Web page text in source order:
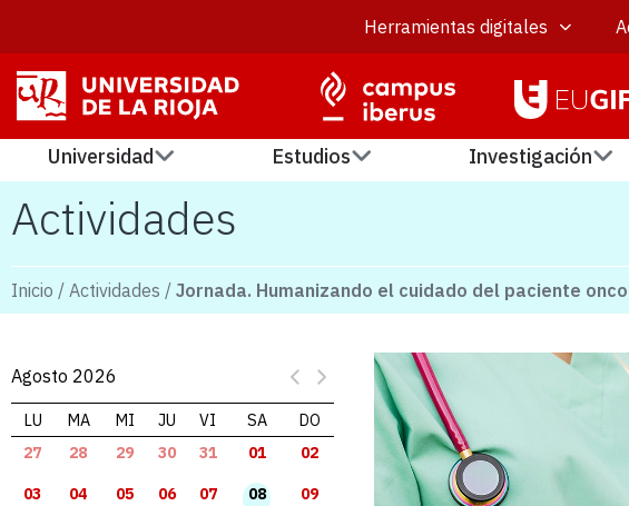
Herramientas digitales
Universidad Estudios Investigación
Actividades
Inicio / Actividades / Jornada. Humanizando el cuidado del paciente
Agosto 2026
LU MA MI JU VI SA DO
27 28 29 30 31 01 02
03 04 05 06 07 08 09